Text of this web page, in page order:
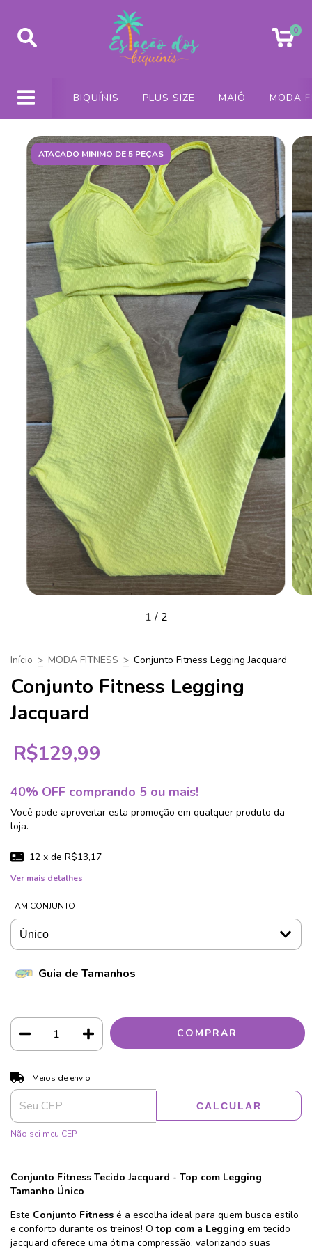
0
BIQUÍNIS PLUS SIZE MAIÔ MODA
ATACADO MINIMO DE 5 PEÇAS
1/ 2
Início > MODA FITNESS > Conjunto Fitness Legging Jacquard
Conjunto Fitness Legging
Jacquard
R$129,99
40% OFF comprando 5 ou mais!
Você pode aproveitar esta promoção em qualquer produto da
loja.
12 x de R$13,17
Ver mais detalhes
TAM CONJUNTO
Guia de Tamanhos
Entregas para o CEP:
Meios de envio
CALCULAR
Não sei meu CEP
Conjunto Fitness Tecido Jacquard - Top com Legging
Tamanho Único
Este Conjunto Fitness é a escolha ideal para quem busca estilo
e conforto durante os treinos! Otop com a Legging em tecido
jacquard oferece uma ótima compressão, valorizando suas